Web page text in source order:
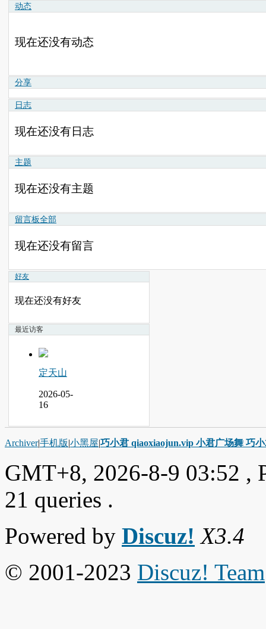
动态
现在还没有动态
分享
日志
现在还没有日志
主题
现在还没有主题
留言板全部
现在还没有留言
好友
现在还没有好友
最近访客
定天山
2026-05-
16
Archiver|手机版|小黑屋|巧小君 qiaoxiaojun.vip 小君广场舞 巧
GMT+8, 2026-8-9 03:52 ,
21 queries .
Powered by Discuz! X3.4
© 2001-2023 Discuz! Team